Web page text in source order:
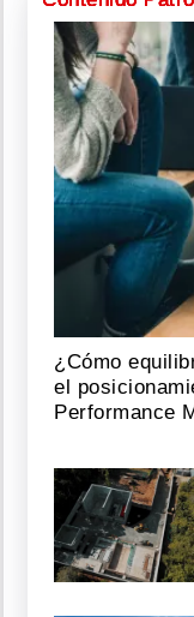
¿Cómo
el
Performance